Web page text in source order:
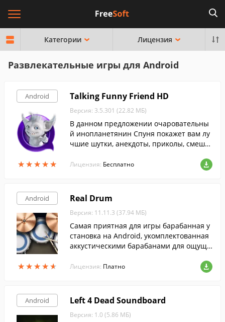
Категории Лицензия
Развлекательные игры для Android
Android
★★★★★
★★★★★
Talking Funny Friend HD
Версия: 3.5.301 (22.82 МБ)
В данном предложении очаровательны
й инопланетянин Спуня покажет вам лу
чшие шутки, анекдоты, приколы, смешн
Лицензия: Бесплатно
Android
★★★★★
★★★★★
Real Drum
Версия: 11.11.3 (37.94 МБ)
Самая приятная для игры барабанная у
становка на Android, укомплектованная
аккустическими барабанами для ощуще
Лицензия: Платно
Android Left 4 Dead Soundboard
Версия: 1.0 (5.86 МБ)